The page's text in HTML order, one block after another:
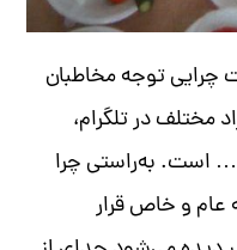
چرایی توجه مخاطبان
مختلف در تلگرام،
… است. به‌راستی چرا
عام و خاص قرار